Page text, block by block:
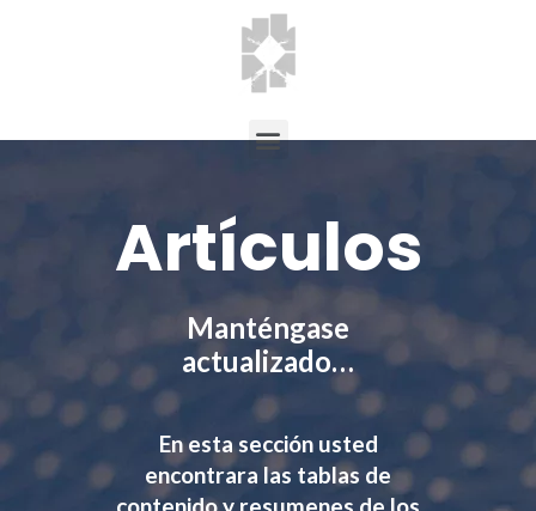
Artículos
Manténgase
actualizado…
En esta sección usted
encontrara las tablas de